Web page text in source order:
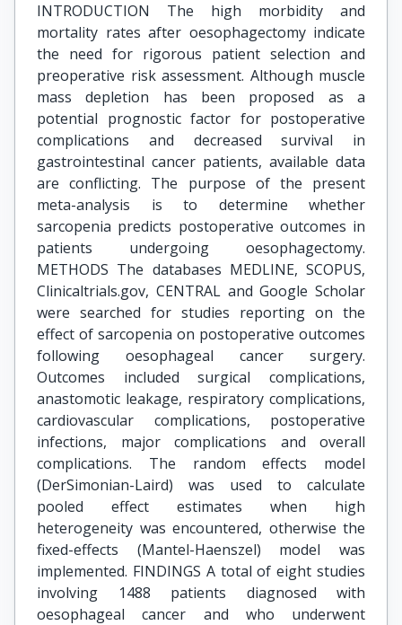
INTRODUCTION The high morbidity and
mortality rates after oesophagectomy indicate
the need for rigorous patient selection and
preoperative risk assessment. Although muscle
mass depletion has been proposed as a
potential prognostic factor for postoperative
complications and decreased survival in
gastrointestinal cancer patients, available data
are conflicting. The purpose of the present
meta-analysis is to determine whether
sarcopenia predicts postoperative outcomes in
patients undergoing oesophagectomy.
METHODS The databases MEDLINE, SCOPUS,
Clinicaltrials.gov, CENTRAL and Google Scholar
were searched for studies reporting on the
effect of sarcopenia on postoperative outcomes
following oesophageal cancer surgery.
Outcomes included surgical complications,
anastomotic leakage, respiratory complications,
cardiovascular complications, postoperative
infections, major complications and overall
complications. The random effects model
(DerSimonian-Laird) was used to calculate
pooled effect estimates when high
heterogeneity was encountered, otherwise the
fixed-effects (Mantel-Haenszel) model was
implemented. FINDINGS A total of eight studies
involving 1488 patients diagnosed with
oesophageal cancer and who underwent